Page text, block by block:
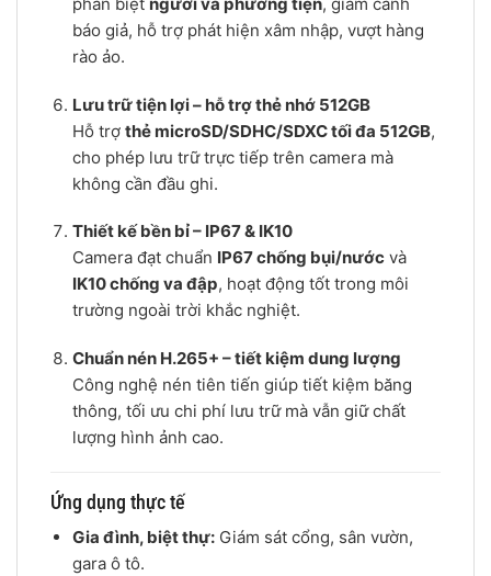
báo giả, hỗ trợ phát hiện xâm nhập, vượt hàng
rào ảo.
Lưu trữ tiện lợi – hỗ trợ thẻ nhớ 512GB
Hỗ trợ thẻ microSD/SDHC/SDXC tối đa 512GB,
cho phép lưu trữ trực tiếp trên camera mà
không cần đầu ghi.
Thiết kế bền bỉ – IP67 & IK10
Camera đạt chuẩn IP67 chống bụi/nướcvà
IK10 chống va đập, hoạt động tốt trong môi
trường ngoài trời khắc nghiệt.
Chuẩn nén H.265+ – tiết kiệm dung lượng
Công nghệ nén tiên tiến giúp tiết kiệm băng
thông, tối ưu chi phí lưu trữ mà vẫn giữ chất
lượng hình ảnh cao.
Ứng dụng thực tế
Gia đình, biệt thự:Giám sát cổng, sân vườn,
gara ô tô.